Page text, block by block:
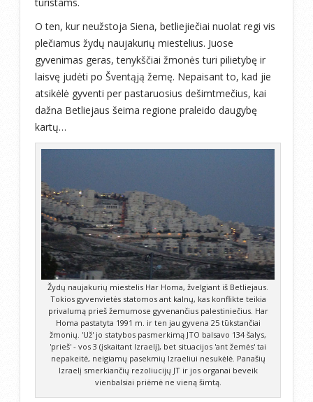
O ten, kur neužstoja Siena, betliejiečiai nuolat regi vis
plečiamus žydų naujakurių miestelius. Juose
gyvenimas geras, tenykščiai žmonės turi pilietybę ir
laisvę judėti po Šventąją žemę. Nepaisant to, kad jie
atsikėlė gyventi per pastaruosius dešimtmečius, kai
dažna Betliejaus šeima regione praleido daugybę
kartų…
Žydų naujakurių miestelis Har Homa, žvelgiant iš Betliejaus.
Tokios gyvenvietės statomos ant kalnų, kas konflikte teikia
privalumą prieš žemumose gyvenančius palestiniečius. Har
Homa pastatyta 1991 m. ir ten jau gyvena 25 tūkstančiai
žmonių. 'Už' jo statybos pasmerkimą JTO balsavo 134 šalys,
'prieš' - vos 3 (įskaitant Izraelį), bet situacijos 'ant žemės' tai
nepakeitė, neigiamų pasekmių Izraeliui nesukėlė. Panašių
Izraelį smerkiančių rezoliucijų JT ir jos organai beveik
vienbalsiai priėmė ne vieną šimtą.